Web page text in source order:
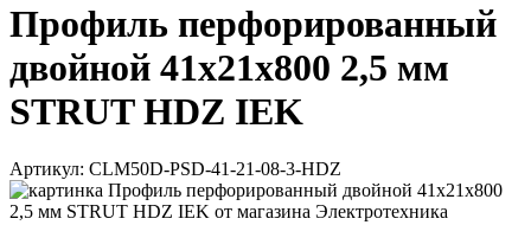
Профиль перфорированный
двойной 41х21х800 2,5 мм
STRUT HDZ IEK
Артикул: CLM50D-PSD-41-21-08-3-HDZ